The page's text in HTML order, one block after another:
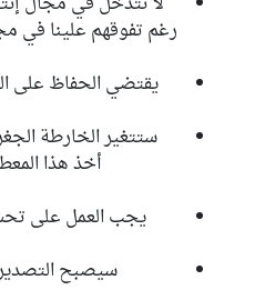
رغم تفوقهم علينا في
يقتضي الحفاظ على
ستتغير الخارطة
أخذ هذا
يجب العمل على
سيصبح